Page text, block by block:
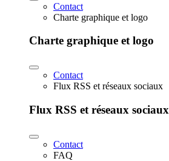
Contact
Charte graphique et logo
Charte graphique et logo
Contact
Flux RSS et réseaux sociaux
Flux RSS et réseaux sociaux
Contact
FAQ